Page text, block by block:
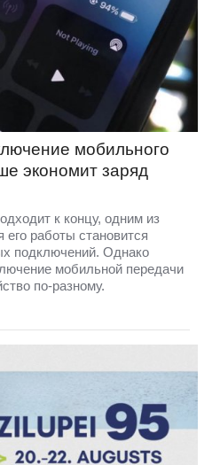
мобильного
экономит заряд
к концу, одним из
работы становится
подключений. Однако
мобильной передачи
по-разному.